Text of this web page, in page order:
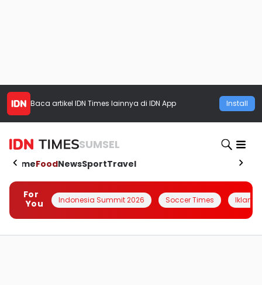
Baca artikel IDN Times lainnya di IDN App Install
SUMSEL
HomeFoodNewsSportTravel
For
You
Indonesia Summit 2026 Soccer Times Iklanin